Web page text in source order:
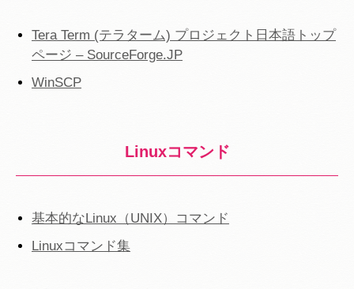
Tera Term (テラターム) プロジェクト日本語トップ
ページ – SourceForge.JP
WinSCP
Linuxコマンド
基本的なLinux（UNIX）コマンド
Linuxコマンド集